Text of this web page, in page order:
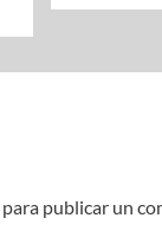
para publicar un